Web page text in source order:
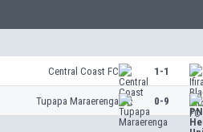
Central Coast FC 1-1
Tupapa Maraerenga 0-9